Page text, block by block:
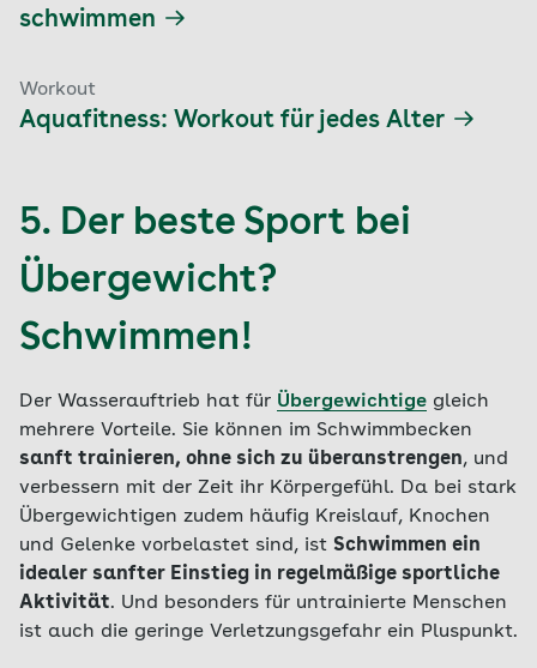
schwimmen
Workout
Aquafitness: Workout für jedes Alter
5. Der beste Sport bei
Übergewicht?
Schwimmen!
Der Wasserauftrieb hat für Übergewichtige gleich
mehrere Vorteile. Sie können im Schwimmbecken
sanft trainieren, ohne sich zu überanstrengen, und
verbessern mit der Zeit ihr Körpergefühl. Da bei stark
Übergewichtigen zudem häufig Kreislauf, Knochen
und Gelenke vorbelastet sind, ist Schwimmen ein
idealer sanfter Einstieg in regelmäßige sportliche
Aktivität. Und besonders für untrainierte Menschen
ist auch die geringe Verletzungsgefahr ein Pluspunkt.